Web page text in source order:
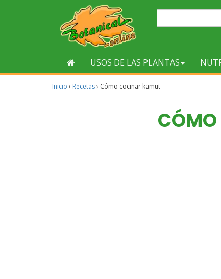
USOS DE LAS PLANTAS
Inicio › Recetas› Cómo cocinar kamut